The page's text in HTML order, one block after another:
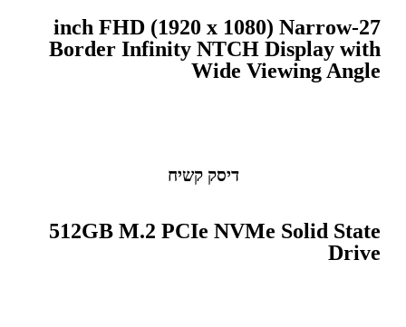
27-inch FHD (1920 x 1080) Narrow
Border Infinity NTCH Display with
Wide Viewing Angle
דיסק קשיח
512GB M.2 PCIe NVMe Solid State
Drive